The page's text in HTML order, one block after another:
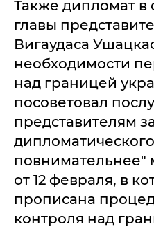
Также дипломат в
главы
Вигаудаса
необходимости
над границей
посоветовал
представителям
повнимательнее"
от 12 февраля, в
прописана
контроля над